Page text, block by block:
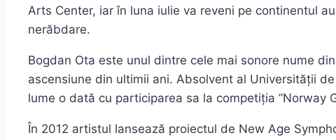
Arts Center, iar în luna iulie va reveni pe continentul
nerăbdare.
Bogdan Ota este unul dintre cele mai sonore nume
ascensiune din ultimii ani. Absolvent al Universității
lume o dată cu participarea sa la competiția ”Norway
În 2012 artistul lansează proiectul de New Age